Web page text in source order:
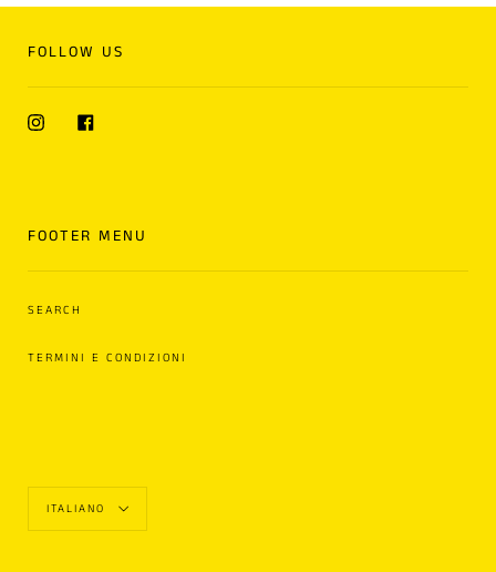
FOLLOW US
InstagramFacebook
FOOTER MENU
SEARCH
TERMINI E CONDIZIONI
Lingue
ITALIANO